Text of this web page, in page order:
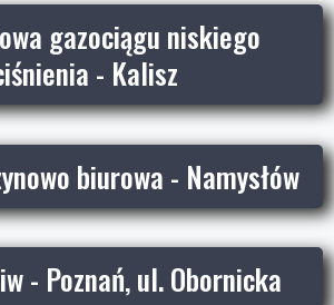
gazociągu niskiego
- Kalisz
biurowa - Namysłów
- Poznań, ul. Obornicka